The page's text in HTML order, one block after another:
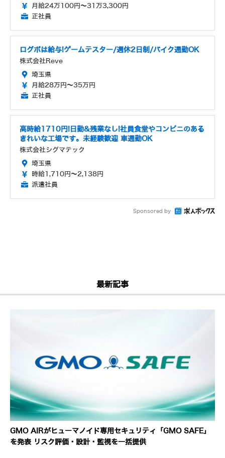
月給24万100円～31万3,300円
正社員
ログボは給与!ゲームテスター/週休2日制/バイク通勤OK
株式会社Reve
埼玉県
月給28万円～35万円
正社員
高時給1710円!日勤&残業なし!社員食堂やコンビニのある
きれいな工場です。未経験歓迎 車通勤OK
株式会社シグマテック
埼玉県
時給1,710円～2,138円
派遣社員
Sponsored by
最新記事
GMO AIRがヒューマノイド専用セキュリティ「GMO SAFE」
を発表 リスク評価・設計・監視を一括提供